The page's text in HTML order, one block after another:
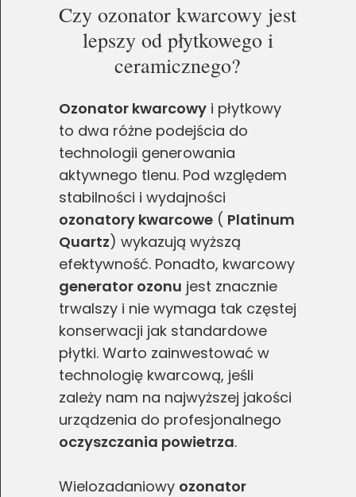
Czy ozonator kwarcowy jest
lepszy od płytkowego i
ceramicznego?
Ozonator kwarcowy i płytkowy
to dwa różne podejścia do
technologii generowania
aktywnego tlenu. Pod względem
stabilności i wydajności
ozonatory kwarcowe ( Platinum
Quartz) wykazują wyższą
efektywność. Ponadto, kwarcowy
generator ozonu jest znacznie
trwalszy i nie wymaga tak częstej
konserwacji jak standardowe
płytki. Warto zainwestować w
technologię kwarcową, jeśli
zależy nam na najwyższej jakości
urządzenia do profesjonalnego
oczyszczania powietrza.
Wielozadaniowy ozonator